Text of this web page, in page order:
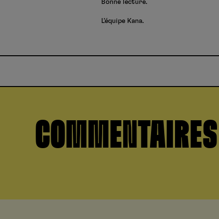
Bonne lecture.
L’équipe Kana.
COMMENTAIRES